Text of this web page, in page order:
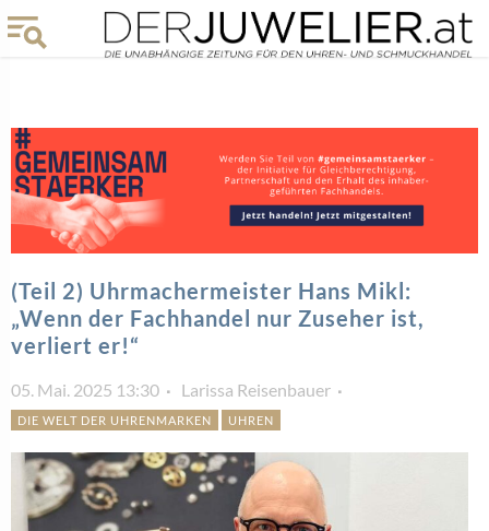
(Teil 2) Uhrmachermeister Hans Mikl:
„Wenn der Fachhandel nur Zuseher ist,
verliert er!“
05. Mai. 2025 13:30 Larissa Reisenbauer
DIE WELT DER UHRENMARKEN UHREN